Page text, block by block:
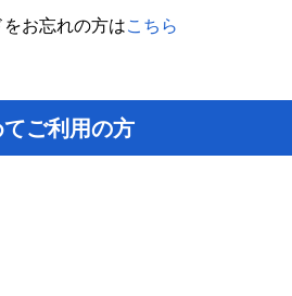
お忘れの方はこちら
ご利用の方